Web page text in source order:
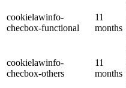
cookielawinfo-
checbox-functional
11
months
cookielawinfo-
checbox-others
11
months